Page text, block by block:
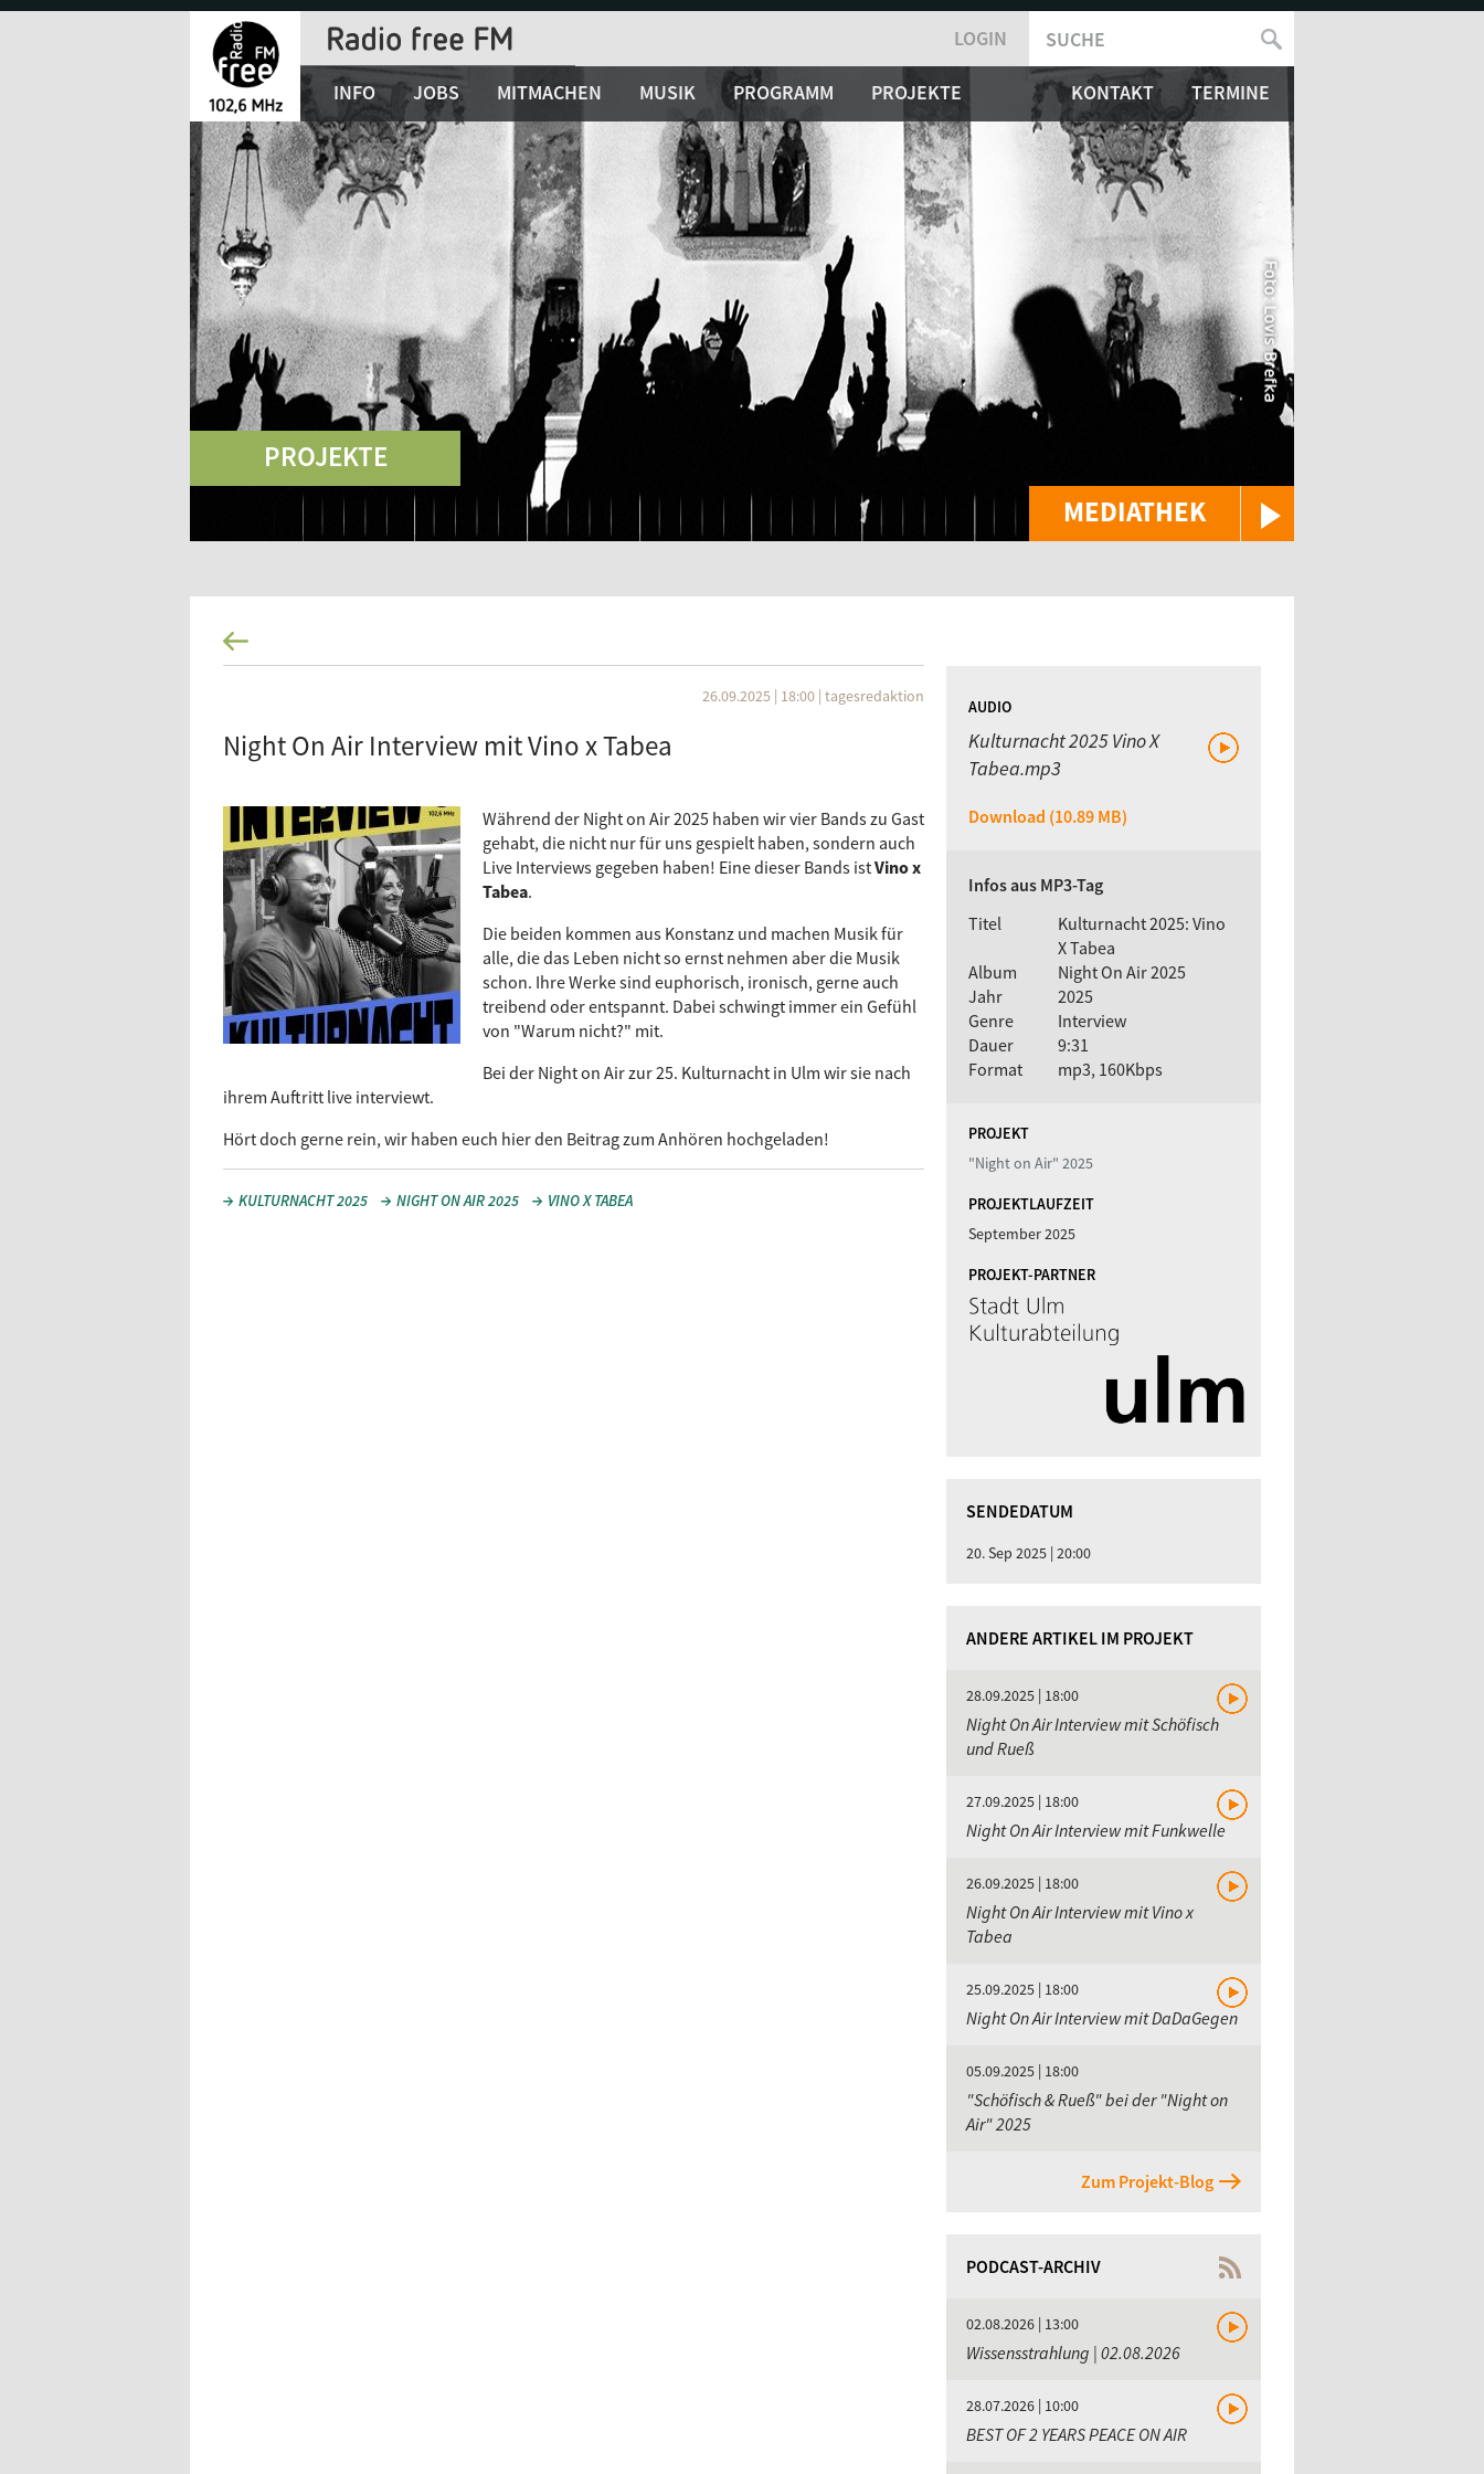
Jump
MEDIATHEK
LOGIN
SUCHFORMULAR
SUCHE
INFO JOBS MITMACHEN MUSIK PROGRAMM PROJEKTE KONTAKT TERMINE
PROJEKTE
26.09.2025 | 18:00 | tagesredaktion
Night On Air Interview mit Vino x Tabea
Während der Night on Air 2025 haben wir vier Bands zu Gast
gehabt, die nicht nur für uns gespielt haben, sondern auch
Live Interviews gegeben haben! Eine dieser Bands istVino x
Tabea.
Die beiden kommen aus Konstanz und machen Musik für
alle, die das Leben nicht so ernst nehmen aber die Musik
schon. Ihre Werke sind euphorisch, ironisch, gerne auch
treibend oder entspannt. Dabei schwingt immer ein Gefühl
von "Warum nicht?" mit.
Bei der Night on Air zur 25. Kulturnacht in Ulm wir sie nach
ihrem Auftritt live interviewt.
Hört doch gerne rein, wir haben euch hier den Beitrag zum Anhören hochgeladen!
KULTURNACHT 2025 NIGHT ON AIR 2025 VINO X TABEA
AUDIO
Kulturnacht 2025 Vino X
Tabea.mp3
Download (10.89 MB)
Infos aus MP3-Tag
Titel
Kulturnacht 2025: Vino
X Tabea
Album
Night On Air 2025
Jahr
2025
Genre
Interview
Dauer
9:31
Format
mp3, 160Kbps
PROJEKT
"Night on Air" 2025
PROJEKTLAUFZEIT
September 2025
PROJEKT-PARTNER
SENDEDATUM
20. Sep 2025 | 20:00
ANDERE ARTIKEL IM PROJEKT
28.09.2025 | 18:00
Night On Air Interview mit Schöfisch
und Rueß
27.09.2025 | 18:00
Night On Air Interview mit Funkwelle
26.09.2025 | 18:00
Night On Air Interview mit Vino x
Tabea
25.09.2025 | 18:00
Night On Air Interview mit DaDaGegen
05.09.2025 | 18:00
"Schöfisch & Rueß" bei der "Night on
Air" 2025
Zum Projekt-Blog
PODCAST-ARCHIV
02.08.2026 | 13:00
Wissensstrahlung | 02.08.2026
28.07.2026 | 10:00
BEST OF 2 YEARS PEACE ON AIR